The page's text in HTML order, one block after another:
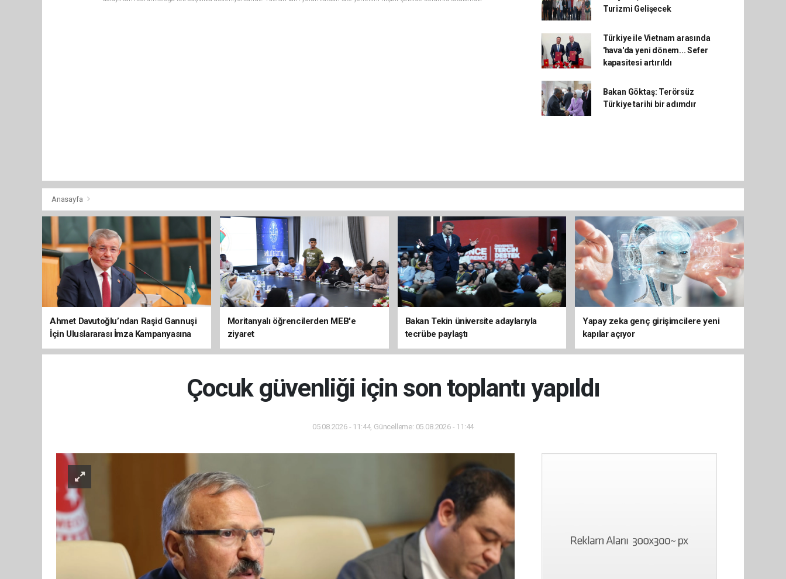
Turizmi Gelişecek
Türkiye ile Vietnam arasında
'hava'da yeni dönem... Sefer
kapasitesi artırıldı
Bakan Göktaş: Terörsüz
Türkiye tarihi bir adımdır
Anasayfa
Ahmet Davutoğlu’ndan Raşid Gannuşi
İçin Uluslararası İmza Kampanyasına
Destek
Moritanyalı öğrencilerden MEB'e
ziyaret
Bakan Tekin üniversite adaylarıyla
tecrübe paylaştı
Yapay zeka genç girişimcilere yeni
kapılar açıyor
Çocuk güvenliği için son toplantı yapıldı
05.08.2026 - 11:44, Güncelleme: 05.08.2026 - 11:44